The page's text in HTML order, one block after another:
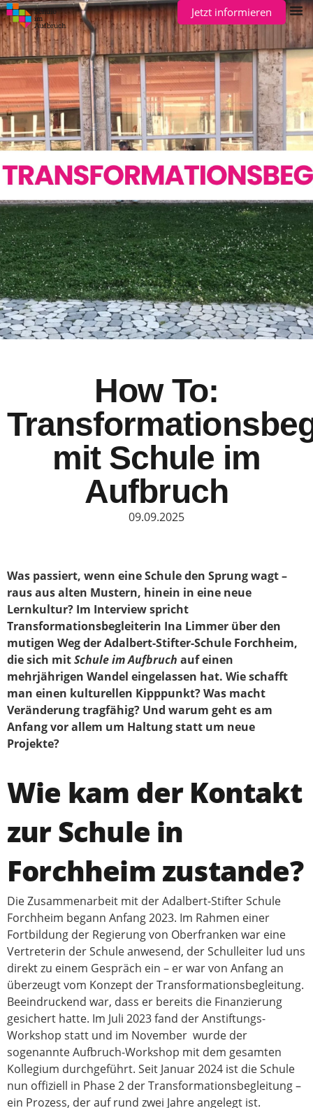
Jetzt informieren
How To:
mit Schule im
Aufbruch
09.09.2025
Was passiert, wenn eine Schule den Sprung wagt –
raus aus alten Mustern, hinein in eine neue
Lernkultur? Im Interview spricht
Transformationsbegleiterin Ina Limmer über den
mutigen Weg der Adalbert-Stifter-Schule Forchheim,
die sich mitSchule im Aufbruch auf einen
mehrjährigen Wandel eingelassen hat. Wie schafft
man einen kulturellen Kipppunkt? Was macht
Veränderung tragfähig? Und warum geht es am
Anfang vor allem um Haltung statt um neue
Projekte?
Wie kam der Kontakt
zur Schule in
Forchheim zustande?
Die Zusammenarbeit mit der Adalbert-Stifter Schule
Forchheim begann Anfang 2023. Im Rahmen einer
Fortbildung der Regierung von Oberfranken war eine
Vertreterin der Schule anwesend, der Schulleiter lud uns
direkt zu einem Gespräch ein – er war von Anfang an
überzeugt vom Konzept der Transformationsbegleitung.
Beeindruckend war, dass er bereits die Finanzierung
gesichert hatte. Im Juli 2023 fand der Anstiftungs-
Workshop statt und im November wurde der
sogenannte Aufbruch-Workshop mit dem gesamten
Kollegium durchgeführt. Seit Januar 2024 ist die Schule
nun offiziell in Phase 2 der Transformationsbegleitung –
ein Prozess, der auf rund zwei Jahre angelegt ist.